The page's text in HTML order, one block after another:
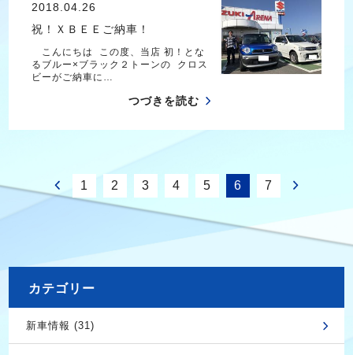
2018.04.26
祝！ＸＢＥＥご納車！
こんにちは この度、当店 初！とな
るブルー×ブラック２トーンの クロス
ビーがご納車に…
つづきを読む
1 2 3 4 5 6 7
カテゴリー
新車情報 (31)